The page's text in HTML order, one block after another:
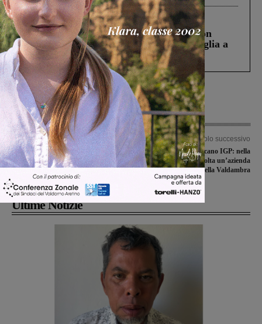
Cronaca 3 Agosto 2026
Scomparso da una struttura di Castiglion
Fiorentino l’uomo che aveva ucciso la figlia a
Levane nel 2020
Articolo precedente
I dati delle iscrizioni scolastiche: il
numero più cospicuo al Benedetto
Varchi. Boom all’alberghiero
Articolo successivo
Truffa sull’olio toscano IGP: nella
maxi inchiesta coinvolta un’azienda
della Valdambra
Ultime Notizie